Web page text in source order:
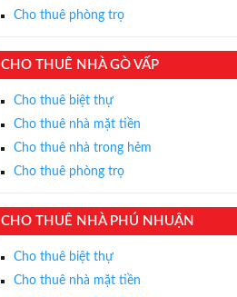
Cho thuê phòng trọ
CHO THUÊ NHÀ GÒ VẤP
Cho thuê biệt thự
Cho thuê nhà mặt tiền
Cho thuê nhà trong hẻm
Cho thuê phòng trọ
CHO THUÊ NHÀ PHÚ NHUẬN
Cho thuê biệt thự
Cho thuê nhà mặt tiền